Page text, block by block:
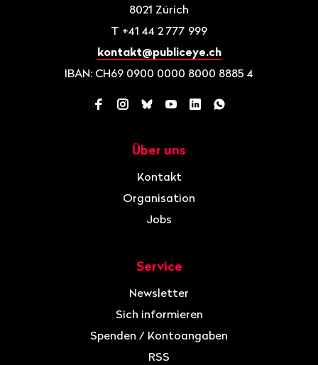
8021 Zürich
T +41 44 2 777 999
kontakt@publiceye.ch
IBAN: CH69 0900 0000 8000 8885 4
Facebook
Instagram
BlueskyYouTube
LinkedInWhatsApp
Über uns
Kontakt
Organisation
Jobs
Service
Newsletter
Sich informieren
Spenden / Kontoangaben
RSS